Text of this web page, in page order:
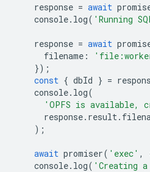
response = await
console. log( 'Running
response = await
filename :
});
const { dbId } =
console. log(
'OPFS is available,
response. result.
);
await promiser( 'exec' ,
console. log( 'Creating